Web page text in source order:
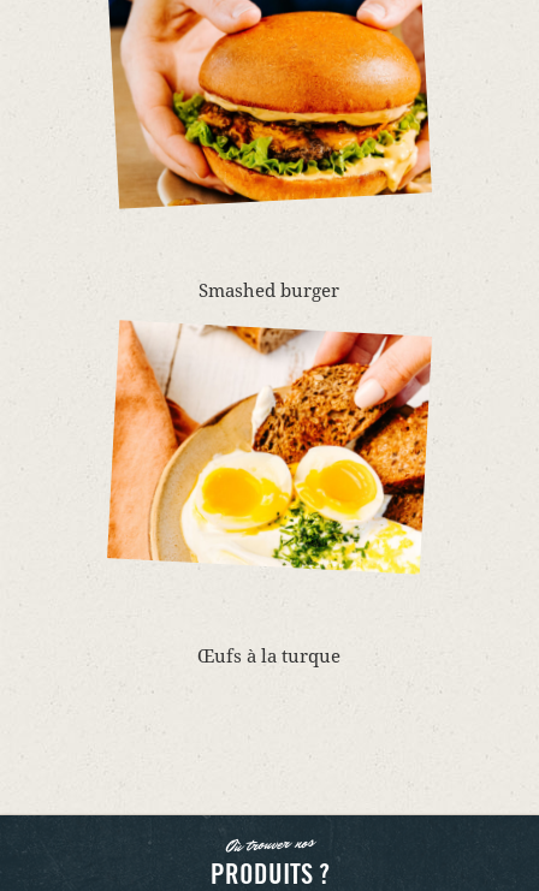
Smashed burger
Œufs à la turque
Où trouver nos
PRODUITS ?